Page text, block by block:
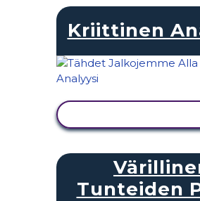
Kriittinen
Tunteiden